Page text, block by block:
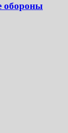
обороны